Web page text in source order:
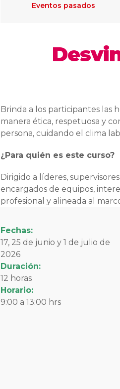
Eventos pasados
Brinda a los participantes las
manera ética, respetuosa y
persona, cuidando el clima
¿Para quién es este curso?
Dirigido a líderes,
encargados de equipos,
profesional y alineada al
Fechas:
17, 25 de junio y 1 de julio de
2026
Duración:
12 horas
Horario:
9:00 a 13:00 hrs